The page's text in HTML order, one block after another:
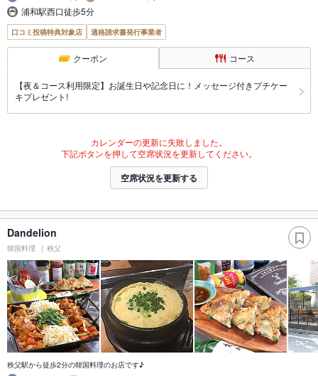
浦和駅西口徒歩5分
口コミ投稿特典対象店 適格請求書発行事業者
クーポン コース
【夜＆コース利用限定】お誕生日や記念日に！メッセージ付きプチケー
キプレゼント!
カレンダーの更新に失敗しました。
下記ボタンを押して空席状況を更新してください。
空席状況を更新する
Dandelion
韓国料理 秩父
秩父駅から徒歩2分の韓国料理のお店です♪